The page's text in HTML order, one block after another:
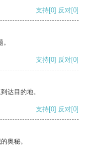
支持[0] 反对[0]
支持[0] 反对[0]
达目的地。
支持[0] 反对[0]
奥秘。